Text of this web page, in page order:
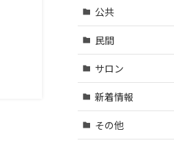
市・東
村山
市・武
市・東
市 (9)
| … 立川
市・国
公共
民間
サロン
新着情報
その他